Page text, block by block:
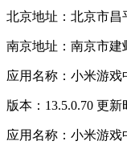
北京地址：北京市昌
南京地址：南京市建
应用名称：小米游戏
版本：13.5.0.70 更新
应用名称：小米游戏